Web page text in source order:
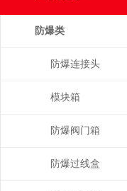
防爆类
防爆连接头
模块箱
防爆阀门箱
防爆过线盒